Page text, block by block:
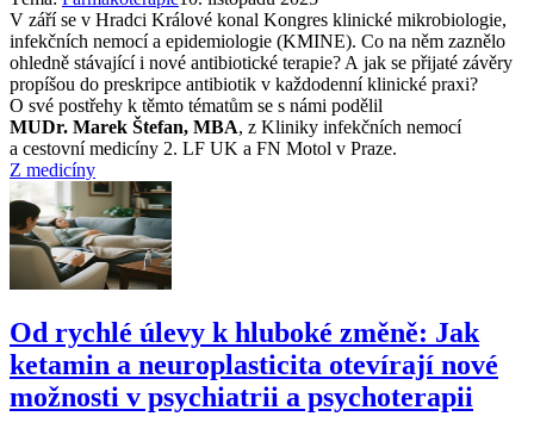
V září se v Hradci Králové konal Kongres klinické mikrobiologie,
infekčních nemocí a epidemiologie (KMINE). Co na něm zaznělo
ohledně stávající i nové antibiotické terapie? A jak se přijaté závěry
propíšou do preskripce antibiotik v každodenní klinické praxi?
O své postřehy k těmto tématům se s námi podělil
MUDr. Marek Štefan, MBA, z Kliniky infekčních nemocí
a cestovní medicíny 2. LF UK a FN Motol v Praze.
Z medicíny
Od rychlé úlevy k hluboké změně: Jak
ketamin a neuroplasticita otevírají nové
možnosti v psychiatrii a psychoterapii